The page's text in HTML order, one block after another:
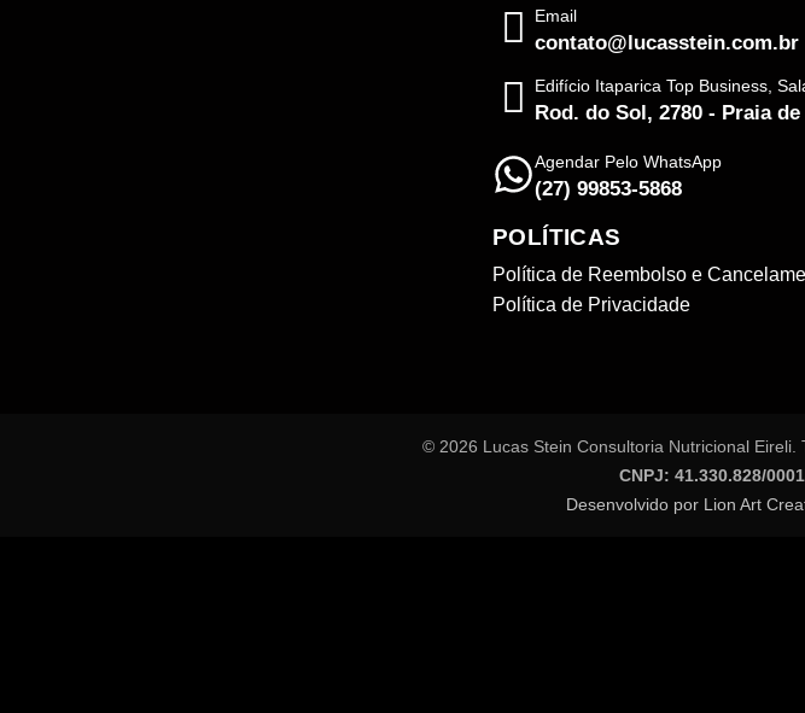
Email
contato@lucasstein.com.br
Edifício Itaparica Top Business,
Rod. do Sol, 2780 - Praia
Agendar Pelo WhatsApp
(27) 99853-5868
POLÍTICAS
Política de Reembolso e
Política de Privacidade
© 2026 Lucas Stein Consultoria Nutricional Eireli.
CNPJ: 41.330.828/
Desenvolvido por Lion Art